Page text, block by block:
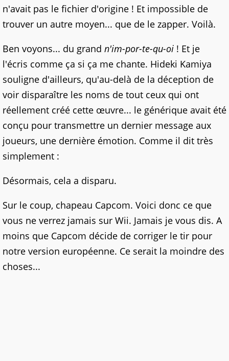
n'avait pas le fichier d'origine ! Et impossible de
trouver un autre moyen... que de le zapper. Voilà.
Ben voyons... du grand n'im-por-te-qu-oi ! Et je
l'écris comme ça si ça me chante. Hideki Kamiya
souligne d'ailleurs, qu'au-delà de la déception de
voir disparaître les noms de tout ceux qui ont
réellement créé cette œuvre... le générique avait été
conçu pour transmettre un dernier message aux
joueurs, une dernière émotion. Comme il dit très
simplement :
Désormais, cela a disparu.
Sur le coup, chapeau Capcom. Voici donc ce que
vous ne verrez jamais sur Wii. Jamais je vous dis. A
moins que Capcom décide de corriger le tir pour
notre version européenne. Ce serait la moindre des
choses...